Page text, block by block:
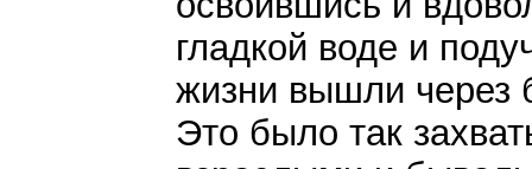
гладкой воде и
жизни вышли через
Это было так